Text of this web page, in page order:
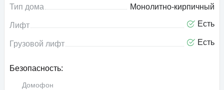
Тип дома Монолитно-кирпичный
Лифт Есть
Грузовой лифт Есть
Безопасность:
Домофон